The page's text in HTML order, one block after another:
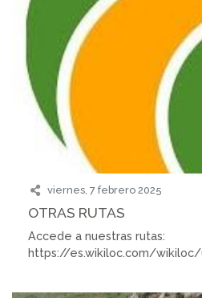
viernes, 7 febrero 2025
OTRAS RUTAS
Accede a nuestras rutas:
https://es.wikiloc.com/wikiloc/